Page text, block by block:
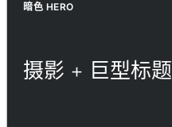
暗色 HERO
摄影 + 巨型标题